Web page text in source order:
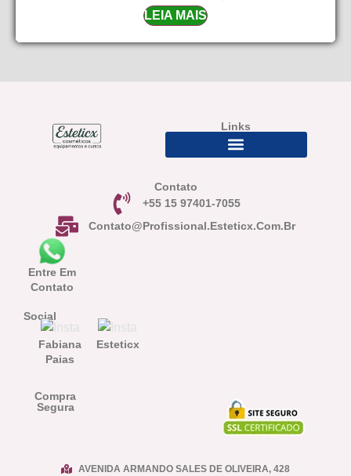
LEIA MAIS
Links
Contato
+55 15 97401-7055
Contato@profissional.esteticx.com.br
Entre Em
Contato
Social
Fabiana
Paias
Esteticx
Compra
Segura
AVENIDA ARMANDO SALES DE OLIVEIRA, 428